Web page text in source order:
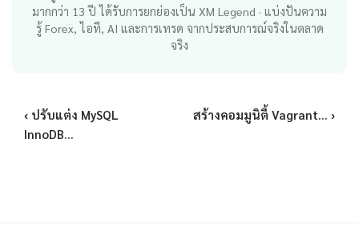
มากกว่า 13 ปี ได้รับการยกย่องเป็น XM Legend · แบ่งปันความ
รู้ Forex, ไอที, AI และการเทรด จากประสบการณ์จริงในตลาด
จริง
‹ ปรับแต่ง MySQL
InnoDB...
สร้างคอมมูนิตี้ Vagrant... ›